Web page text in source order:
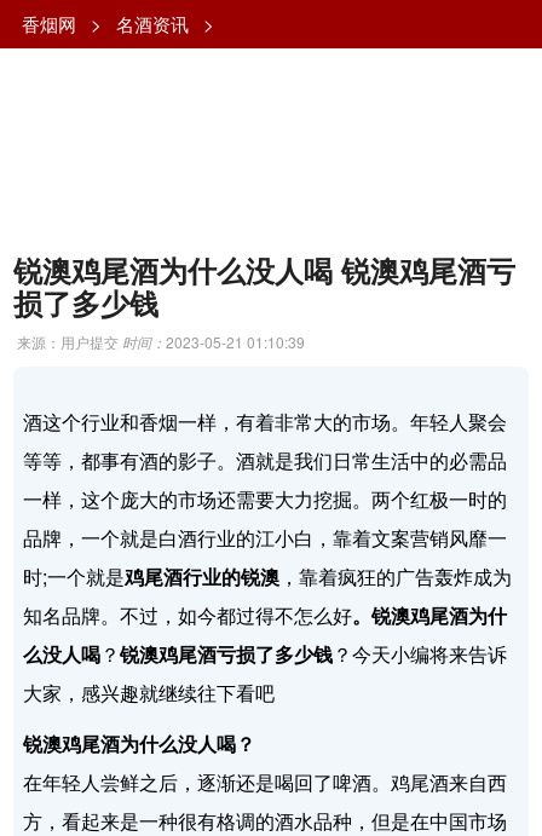
香烟网 > 名酒资讯 >
锐澳鸡尾酒为什么没人喝 锐澳鸡尾酒亏
损了多少钱
来源：用户提交 时间：2023-05-21 01:10:39
酒这个行业和香烟一样，有着非常大的市场。年轻人聚会
等等，都事有酒的影子。酒就是我们日常生活中的必需品
一样，这个庞大的市场还需要大力挖掘。两个红极一时的
品牌，一个就是白酒行业的江小白，靠着文案营销风靡一
时;一个就是鸡尾酒行业的锐澳 ，靠着疯狂的广告轰炸成为
知名品牌。不过，如今都过得不怎么好。锐澳鸡尾酒为什
么没人喝？锐澳鸡尾酒亏损了多少钱？今天小编将来告诉
大家，感兴趣就继续往下看吧
锐澳鸡尾酒为什么没人喝？
在年轻人尝鲜之后，逐渐还是喝回了啤酒。鸡尾酒来自西
方，看起来是一种很有格调的酒水品种，但是在中国市场